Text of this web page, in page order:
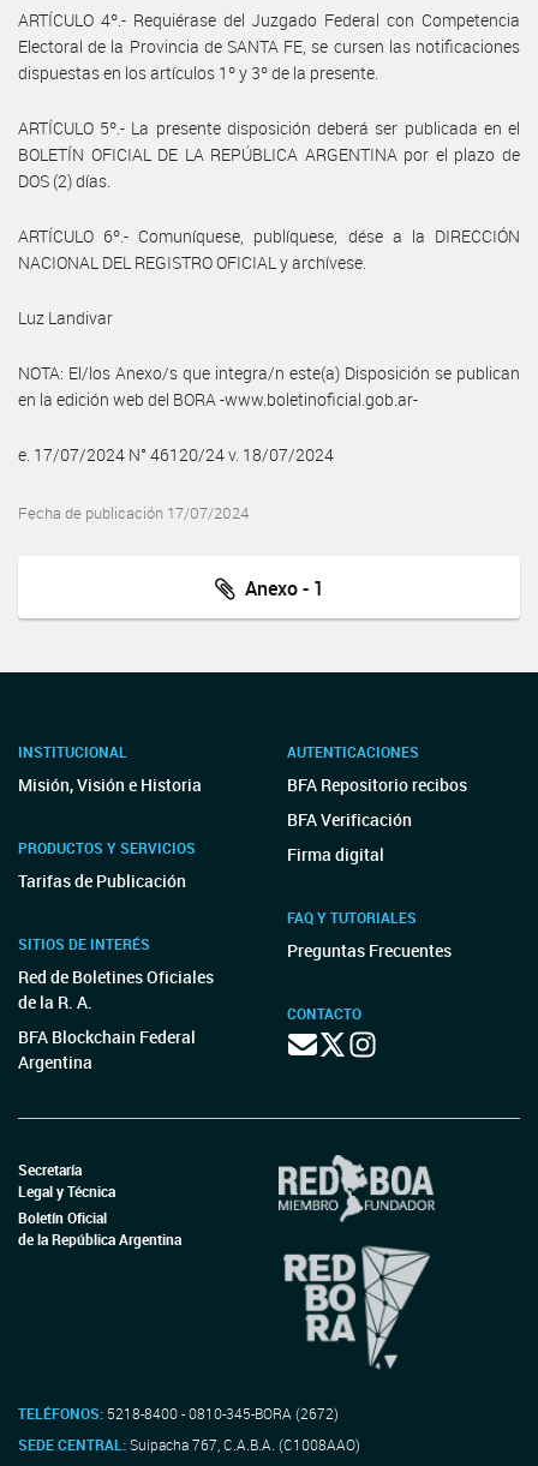
ARTÍCULO 4º.- Requiérase del Juzgado Federal con Competencia
Electoral de la Provincia de SANTA FE, se cursen las notificaciones
dispuestas en los artículos 1º y 3º de la presente.
ARTÍCULO 5º.- La presente disposición deberá ser publicada en el
BOLETÍN OFICIAL DE LA REPÚBLICA ARGENTINA por el plazo de
DOS (2) días.
ARTÍCULO 6º.- Comuníquese, publíquese, dése a la DIRECCIÓN
NACIONAL DEL REGISTRO OFICIAL y archívese.
Luz Landivar
NOTA: El/los Anexo/s que integra/n este(a) Disposición se publican
en la edición web del BORA -www.boletinoficial.gob.ar-
e. 17/07/2024 N° 46120/24 v. 18/07/2024
Fecha de publicación 17/07/2024
Anexo - 1
INSTITUCIONAL
Misión, Visión e Historia
PRODUCTOS Y SERVICIOS
Tarifas de Publicación
SITIOS DE INTERÉS
Red de Boletines Oficiales
de la R. A.
BFA Blockchain Federal
Argentina
AUTENTICACIONES
BFA Repositorio recibos
BFA Verificación
Firma digital
FAQ Y TUTORIALES
Preguntas Frecuentes
CONTACTO
Secretaría
Legal y Técnica
Boletín Oficial
de la República Argentina
TELÉFONOS: 5218-8400 - 0810-345-BORA (2672)
SEDE CENTRAL:Suipacha 767, C.A.B.A. (C1008AAO)